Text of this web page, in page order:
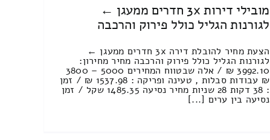
מובילי דירות 3x חדרים ממעגן ←
לגורנות הגליל כולל פירוק והרכבה
הצעת מחיר להובלת דירה 3x חדרים ממעגן ←
לגורנות הגליל כולל פירוק והרכבה מחיר מחירון:
3992.10 ₪ / אלה שבטווח המחירים 5000 – 3800
₪ עבודות סבלות , טעינה ופריקה : 1537.98 ₪ / זמן
: 38 דקות 28 שניות מחיר נסיעה 1485.35 שקל / זמן
נסיעה בין ערים [...]